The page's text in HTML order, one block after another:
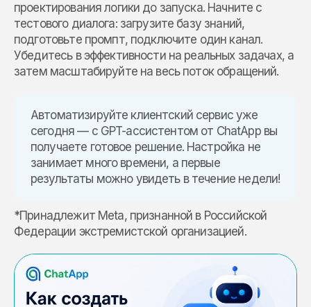
проектирования логики до запуска. Начните с
тестового диалога: загрузите базу знаний,
подготовьте промпт, подключите один канал.
Убедитесь в эффективности на реальных задачах, а
затем масштабируйте на весь поток обращений.
Автоматизируйте клиентский сервис уже
сегодня — с GPT-ассистентом от ChatApp вы
получаете готовое решение. Настройка не
занимает много времени, а первые
результаты можно увидеть в течение недели!
*Принадлежит Meta, признанной в Российской
Федерации экстремистской организацией.